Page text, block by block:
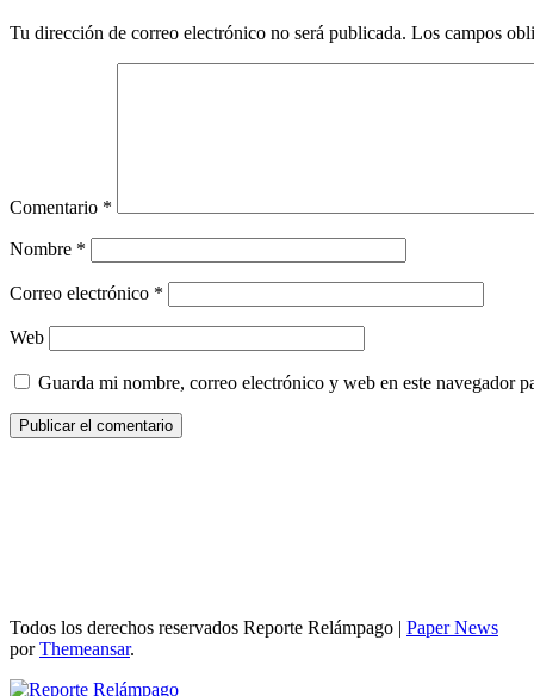
Tu dirección de correo electrónico no será publicada. Los campos
Comentario *
Nombre *
Correo electrónico *
Web
Guarda mi nombre, correo electrónico y web en este navegador
Todos los derechos reservados Reporte Relámpago | Paper News
porThemeansar.